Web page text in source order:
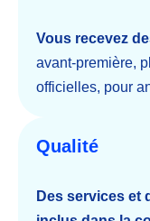
Vous recevez
avant-première,
officielles, pour
Qualité
Des services et